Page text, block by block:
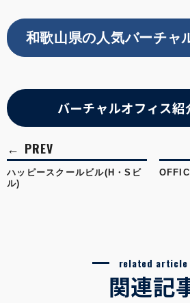
和歌山県の人気バーチャ
バーチャルオフィス紹
ハッピースクールビル(H・Sビ
ル)
related article
関連記